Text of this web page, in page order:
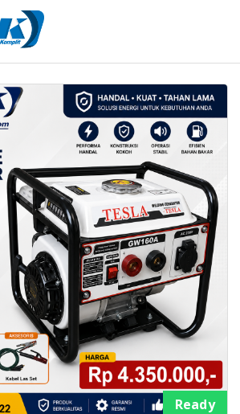
Genset Las Besin 160a Gen 066
Ready